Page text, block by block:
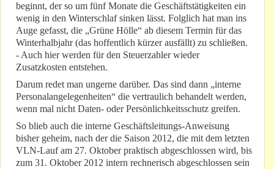
beginnt, der so um fünf Monate die Geschäftstätigkeiten ein
wenig in den Winterschlaf sinken lässt. Folglich hat man ins
Auge gefasst, die „Grüne Hölle“ ab diesem Termin für das
Winterhalbjahr (das hoffentlich kürzer ausfällt) zu schließen.
- Auch hier werden für den Steuerzahler wieder
Zusatzkosten entstehen.
Darum redet man ungerne darüber. Das sind dann „interne
Personalangelegenheiten“ die vertraulich behandelt werden,
wenn mal nicht Daten- oder Persönlichkeitsschutz greifen.
So blieb auch die interne Geschäftsleitungs-Anweisung
bisher geheim, nach der die Saison 2012, die mit dem letzten
VLN-Lauf am 27. Oktober praktisch abgeschlossen wird, bis
zum 31. Oktober 2012 intern rechnerisch abgeschlossen sein